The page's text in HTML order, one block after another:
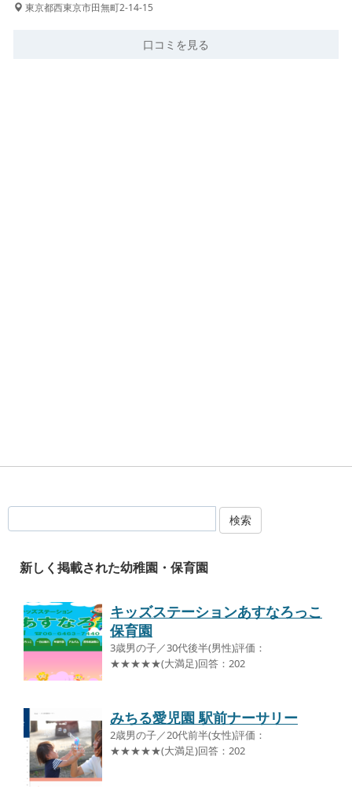
東京都西東京市田無町2-14-15
口コミを見る
検索
新しく掲載された幼稚園・保育園
キッズステーションあすなろっこ
保育園
3歳男の子／30代後半(男性)評価：
★★★★★(大満足)回答：202
みちる愛児園 駅前ナーサリー
2歳男の子／20代前半(女性)評価：
★★★★★(大満足)回答：202